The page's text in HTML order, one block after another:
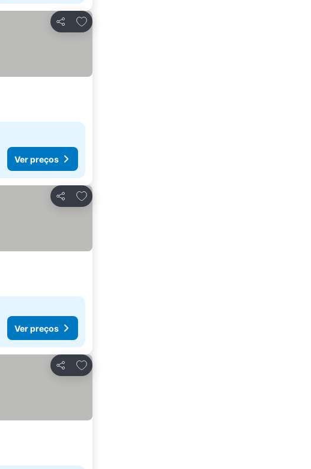
Partilhar
Adicionar aos favoritos
Ver preços
Partilhar
Adicionar aos favoritos
Ver preços
Partilhar
Adicionar aos favoritos